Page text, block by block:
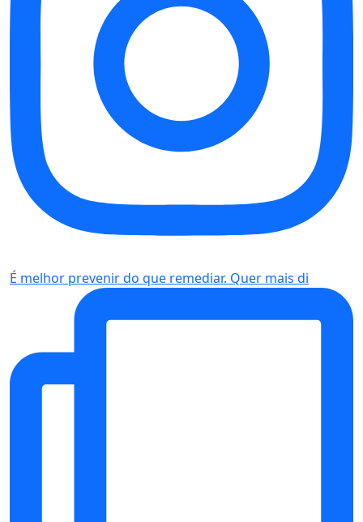
É melhor prevenir do que remediar. Quer mais di